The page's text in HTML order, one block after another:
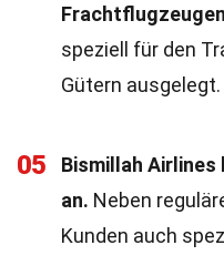
speziell für den
Gütern ausgelegt.
05
Bismillah
an. Neben
Kunden auch